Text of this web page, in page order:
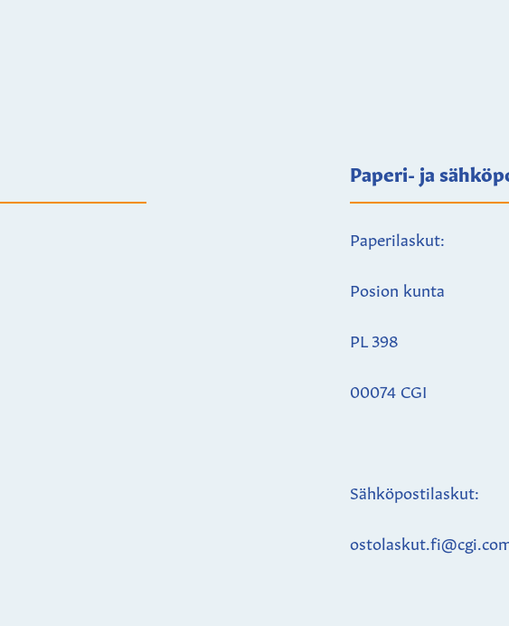
Paperi- ja
Paperilaskut:
Posion kunta
PL 398
00074 CGI
Sähköpostilaskut: